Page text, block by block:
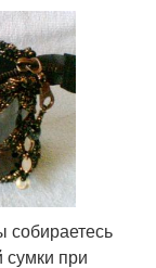
сумки при